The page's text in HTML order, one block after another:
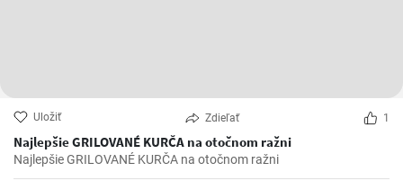
Uložiť Zdieľať 1
Najlepšie GRILOVANÉ KURČA na otočnom ražni
Najlepšie GRILOVANÉ KURČA na otočnom ražni